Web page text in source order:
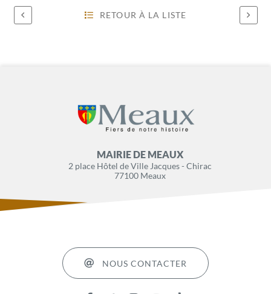
RETOUR À LA LISTE
MAIRIE DE MEAUX
2 place Hôtel de Ville Jacques - Chirac
77100 Meaux
NOUS CONTACTER